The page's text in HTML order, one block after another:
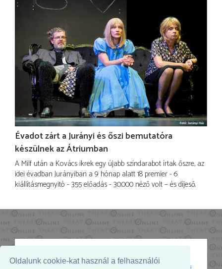
Oldalunk cookie-kat használ a felhasználói
Évadot zárt a Jurányi és őszi bemutatóra
készülnek az Átriumban
A Milf után a Kovács ikrek egy újabb színdarabot írtak őszre, az
idei évadban Jurányiban a 9 hónap alatt 18 premier - 6
kiállításmegnyitó - 355 előadás - 30.000 néző volt – és díjeső.